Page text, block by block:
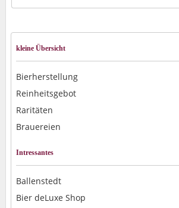
kleine Übersicht
Bierherstellung
Reinheitsgebot
Raritäten
Brauereien
Intressantes
Ballenstedt
Bier deLuxe Shop